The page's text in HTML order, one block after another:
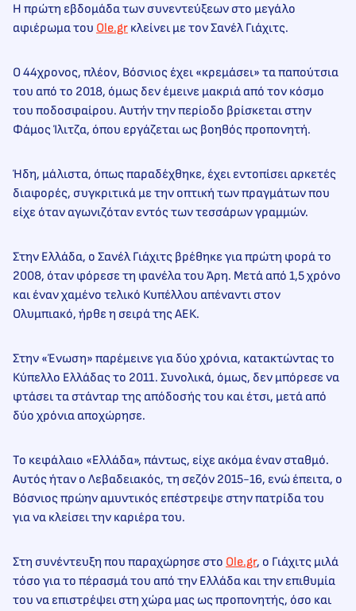
Η πρώτη εβδομάδα των συνεντεύξεων στο μεγάλο
αφιέρωμα του Ole.gr κλείνει με τον Σανέλ Γιάχιτς.
Ο 44χρονος, πλέον, Βόσνιος έχει «κρεμάσει» τα παπούτσια
του από το 2018, όμως δεν έμεινε μακριά από τον κόσμο
του ποδοσφαίρου. Αυτήν την περίοδο βρίσκεται στην
Φάμος Ίλιτζα, όπου εργάζεται ως βοηθός προπονητή.
Ήδη, μάλιστα, όπως παραδέχθηκε, έχει εντοπίσει αρκετές
διαφορές, συγκριτικά με την οπτική των πραγμάτων που
είχε όταν αγωνιζόταν εντός των τεσσάρων γραμμών.
Στην Ελλάδα, ο Σανέλ Γιάχιτς βρέθηκε για πρώτη φορά το
2008, όταν φόρεσε τη φανέλα του Άρη. Μετά από 1,5 χρόνο
και έναν χαμένο τελικό Κυπέλλου απέναντι στον
Ολυμπιακό, ήρθε η σειρά της ΑΕΚ.
Στην «Ένωση» παρέμεινε για δύο χρόνια, κατακτώντας το
Κύπελλο Ελλάδας το 2011. Συνολικά, όμως, δεν μπόρεσε να
φτάσει τα στάνταρ της απόδοσής του και έτσι, μετά από
δύο χρόνια αποχώρησε.
Το κεφάλαιο «Ελλάδα», πάντως, είχε ακόμα έναν σταθμό.
Αυτός ήταν ο Λεβαδειακός, τη σεζόν 2015-16, ενώ έπειτα, ο
Βόσνιος πρώην αμυντικός επέστρεψε στην πατρίδα του
για να κλείσει την καριέρα του.
Στη συνέντευξη που παραχώρησε στο Ole.gr, ο Γιάχιτς μιλά
τόσο για το πέρασμά του από την Ελλάδα και την επιθυμία
του να επιστρέψει στη χώρα μας ως προπονητής, όσο και